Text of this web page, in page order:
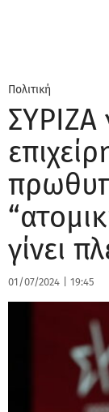
Πολιτική
ΣΥΡΙΖΑ
γίνει
01/07/2024 19:45